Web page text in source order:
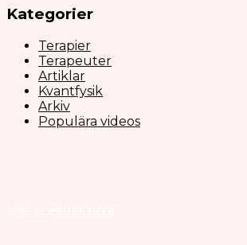
Kategorier
Terapier
Terapeuter
Artiklar
Kvantfysik
Arkiv
Populära videos